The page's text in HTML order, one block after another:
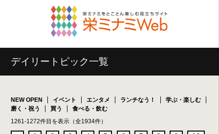
デイリートピック一覧
NEW OPEN イベント エンタメ ランチなう！
学ぶ・楽しむ
磨く・祝う
買う
食べる・飲む
1261-1272件目を表示（全1934件）